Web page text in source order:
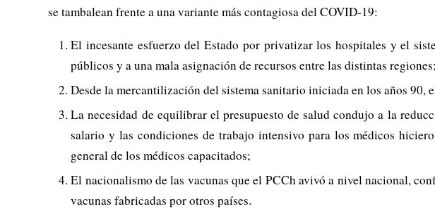
se tambalean frente a una variante más contagiosa del COVID-19:
El incesante esfuerzo del Estado por privatizar los hospitales y el
públicos y a una mala asignación de recursos entre las distintas regiones;
Desde la mercantilización del sistema sanitario iniciada en los años
La necesidad de equilibrar el presupuesto de salud condujo a la
salario y las condiciones de trabajo intensivo para los médicos
general de los médicos capacitados;
El nacionalismo de las vacunas que el PCCh avivó a nivel nacional,
vacunas fabricadas por otros países.